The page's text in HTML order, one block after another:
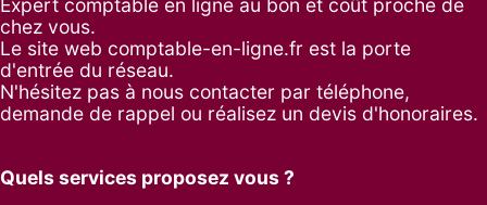
Expert comptable en ligne au bon et coût proche de
chez vous.
Le site web comptable-en-ligne.fr est la porte
d'entrée du réseau.
N'hésitez pas à nous contacter par téléphone,
demande de rappel ou réalisez un devis d'honoraires.
Quels services proposez vous ?